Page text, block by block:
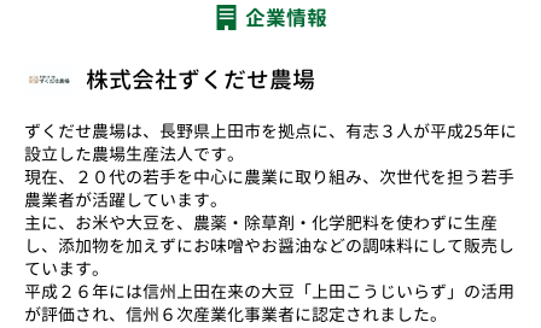
企業情報
株式会社ずくだせ農場
ずくだせ農場は、長野県上田市を拠点に、有志３人が平成25年に
設立した農場生産法人です。
現在、２０代の若手を中心に農業に取り組み、次世代を担う若手
農業者が活躍しています。
主に、お米や大豆を、農薬・除草剤・化学肥料を使わずに生産
し、添加物を加えずにお味噌やお醤油などの調味料にして販売し
ています。
平成２６年には信州上田在来の大豆「上田こうじいらず」の活用
が評価され、信州６次産業化事業者に認定されました。